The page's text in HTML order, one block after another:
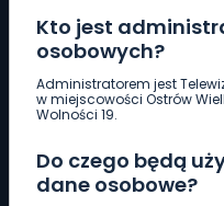
Kto jest
osobowych?
Administratorem jest
w miejscowości Ostrów
Wolności 19.
Do czego będą
dane osobowe?
Pobierz logotyp
661 997 997